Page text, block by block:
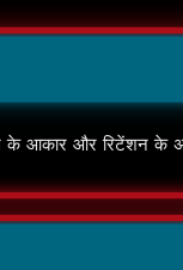
और रिटेंशन के